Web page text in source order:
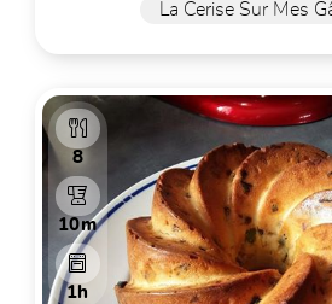
La Cerise Sur Mes
8
10m
1h